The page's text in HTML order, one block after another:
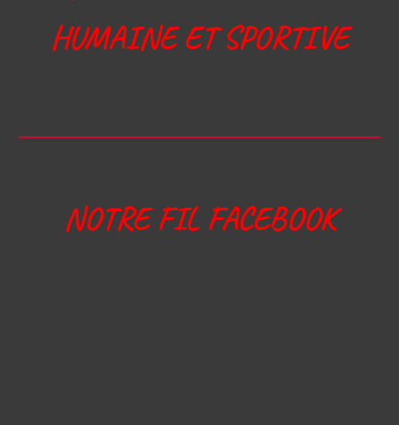
HUMAINE ET SPORTIVE
NOTRE FIL FACEBOOK